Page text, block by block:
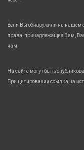
Если Вы обнаружили на нашем
права, принадлежащие Вам,
нам.
На сайте могут быть
При цитировании ссылка на